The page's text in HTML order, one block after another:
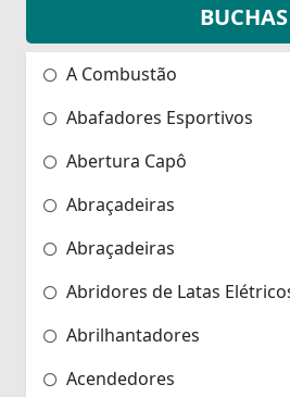
BUCHAS
A Combustão
Abafadores Esportivos
Abertura Capô
Abraçadeiras
Abraçadeiras
Abridores de Latas
Abrilhantadores
Acendedores